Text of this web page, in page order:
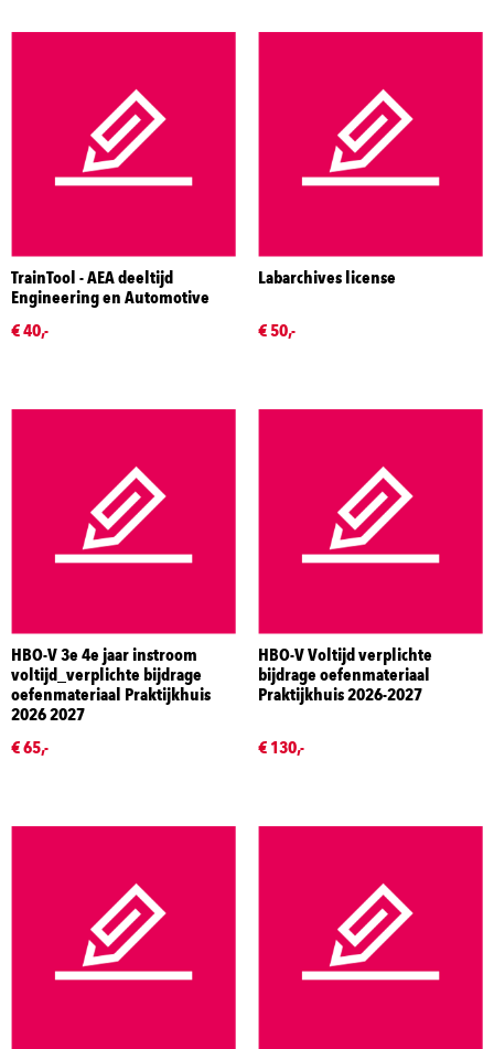
TrainTool - AEA deeltijd
Engineering en Automotive
€ 40,-
Labarchives license
€ 50,-
HBO-V 3e 4e jaar instroom
voltijd_verplichte bijdrage
oefenmateriaal Praktijkhuis
2026 2027
€ 65,-
HBO-V Voltijd verplichte
bijdrage oefenmateriaal
Praktijkhuis 2026-2027
€ 130,-